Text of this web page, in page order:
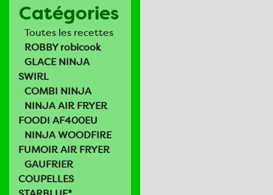
Catégories
Toutes les recettes
ROBBY robicook
GLACE NINJA
SWIRL
COMBI NINJA
NINJA AIR FRYER
FOODI AF400EU
NINJA WOODFIRE
FUMOIR AIR FRYER
GAUFRIER
COUPELLES